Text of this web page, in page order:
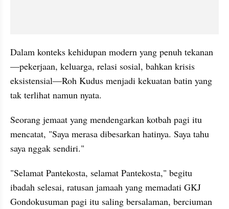
Dalam konteks kehidupan modern yang penuh tekanan
—pekerjaan, keluarga, relasi sosial, bahkan krisis
eksistensial—Roh Kudus menjadi kekuatan batin yang
tak terlihat namun nyata.
Seorang jemaat yang mendengarkan kotbah pagi itu
mencatat, "Saya merasa dibesarkan hatinya. Saya tahu
saya nggak sendiri."
"Selamat Pantekosta, selamat Pantekosta," begitu
ibadah selesai, ratusan jamaah yang memadati GKJ
Gondokusuman pagi itu saling bersalaman, berciuman